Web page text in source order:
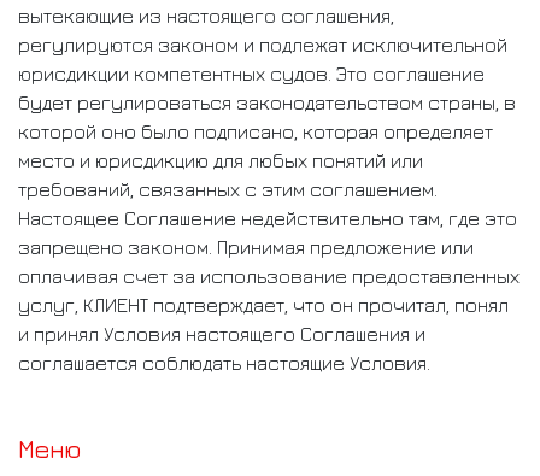
вытекающие из настоящего соглашения,
регулируются законом и подлежат исключительной
юрисдикции компетентных судов. Это соглашение
будет регулироваться законодательством страны, в
которой оно было подписано, которая определяет
место и юрисдикцию для любых понятий или
требований, связанных с этим соглашением.
Настоящее Соглашение недействительно там, где это
запрещено законом. Принимая предложение или
оплачивая счет за использование предоставленных
услуг, КЛИЕНТ подтверждает, что он прочитал, понял
и принял Условия настоящего Соглашения и
соглашается соблюдать настоящие Условия.
Меню